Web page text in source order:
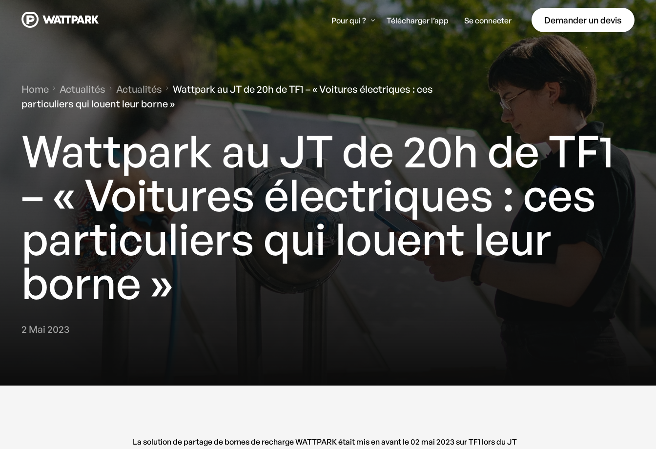
Pour qui ?
Recharge à Domicile
Recharge en Entreprise
Télécharger l’app Se connecter Demander un devis
Home Actualités Actualités
Wattpark au JT de 20h de TF1 – « Voitures électriques : ces
particuliers qui louent leur borne »
Wattpark au JT de 20h de TF1
– « Voitures électriques : ces
particuliers qui louent leur
borne »
2 Mai 2023
La solution de partage de bornes de recharge WATTPARK était mis en avant le 02 mai 2023 sur TF1 lors du JT